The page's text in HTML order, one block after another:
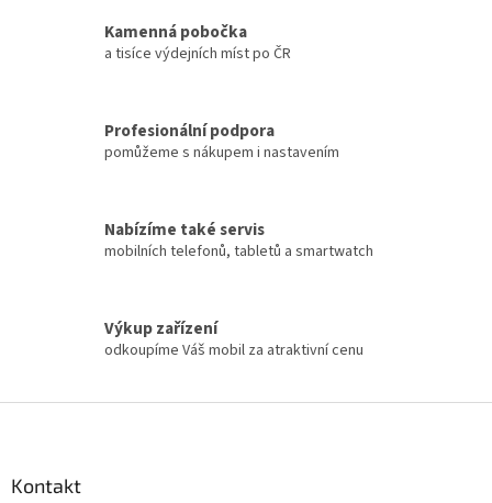
Kamenná pobočka
a tisíce výdejních míst po ČR
Profesionální podpora
pomůžeme s nákupem i nastavením
Nabízíme také servis
mobilních telefonů, tabletů a smartwatch
Výkup zařízení
odkoupíme Váš mobil za atraktivní cenu
Kontakt